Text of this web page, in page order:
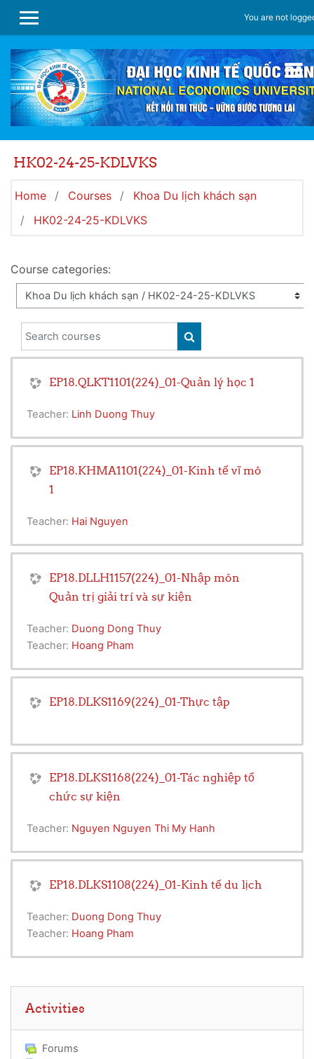
SIDE PANEL
You are not
HK02-24-25-KDLVKS
Home Courses
Khoa Du lịch khách sạn
HK02-24-25-KDLVKS
Course categories:
Search courses
SEARCH COURSES
EP18.QLKT1101(224)_01-Quản lý học 1
Teacher: Linh Duong Thuy
EP18.KHMA1101(224)_01-Kinh tế vĩ mô
1
Teacher: Hai Nguyen
EP18.DLLH1157(224)_01-Nhập môn
Quản trị giải trí và sự kiện
Teacher: Duong Dong Thuy
Teacher: Hoang Pham
EP18.DLKS1169(224)_01-Thực tập
EP18.DLKS1168(224)_01-Tác nghiệp tổ
chức sự kiện
Teacher: Nguyen Nguyen Thi My Hanh
EP18.DLKS1108(224)_01-Kinh tế du lịch
Teacher: Duong Dong Thuy
Teacher: Hoang Pham
Activities
Forums